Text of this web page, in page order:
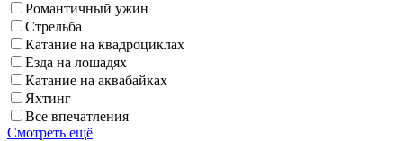
Романтичный ужин
Стрельба
Катание на квадроциклах
Езда на лошадях
Катание на аквабайках
Яхтинг
Все впечатления
Смотреть ещё